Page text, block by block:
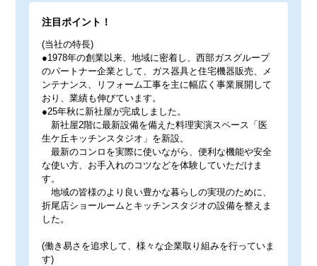
注目ポイント！
(当社の特長)
●1978年の創業以来、地域に密着し、西部ガスグループ
のパートナー企業として、ガス器具と住宅機器販売、メ
ンテナンス、リフォーム工事を主に幅広く事業展開して
おり、業績も伸びています。
●25年秋に新社屋が完成しました。
新社屋2階に最新設備を備えた料理実演スペース「医
生ケ丘キッチンスタジオ」を新設。
最新のコンロを実際に使いながら、便利な機能や安全
な使い方、お手入れのコツなどを体験していただけま
す。
地域の皆様のより良い豊かな暮らしの実現のために、
折尾店ショールームとキッチンスタジオの設備を整えま
した。
(働き易さを追求して、様々な企業取り組みを行っていま
す)